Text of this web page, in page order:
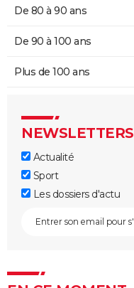
De 80 à 90 ans
De 90 à 100 ans
Plus de 100 ans
NEWSLETTERS
Actualité
Sport
Les dossiers d'actu